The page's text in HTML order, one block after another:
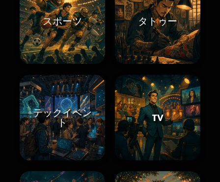
スポーツ タトゥー
テックイベン
ト
TV